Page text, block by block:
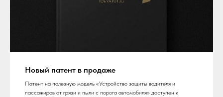
Новый патент в продаже
Патент на полезную модель «Устройство защиты водителя и
пассажиров от грязи и пыли с порога автомобиля» доступен к